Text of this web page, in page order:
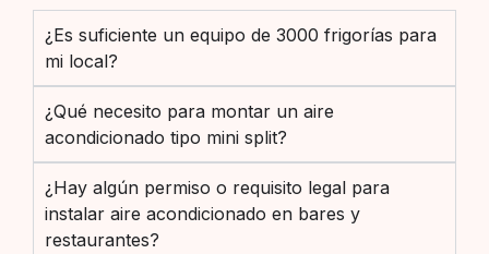
¿Es suficiente un equipo de 3000 frigorías para
mi local?
¿Qué necesito para montar un aire
acondicionado tipo mini split?
¿Hay algún permiso o requisito legal para
instalar aire acondicionado en bares y
restaurantes?